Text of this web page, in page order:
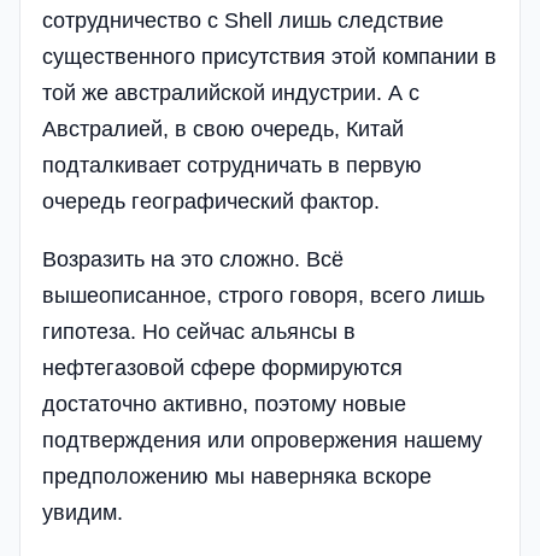
сотрудничество с Shell лишь следствие
существенного присутствия этой компании в
той же австралийской индустрии. А с
Австралией, в свою очередь, Китай
подталкивает сотрудничать в первую
очередь географический фактор.
Возразить на это сложно. Всё
вышеописанное, строго говоря, всего лишь
гипотеза. Но сейчас альянсы в
нефтегазовой сфере формируются
достаточно активно, поэтому новые
подтверждения или опровержения нашему
предположению мы наверняка вскоре
увидим.